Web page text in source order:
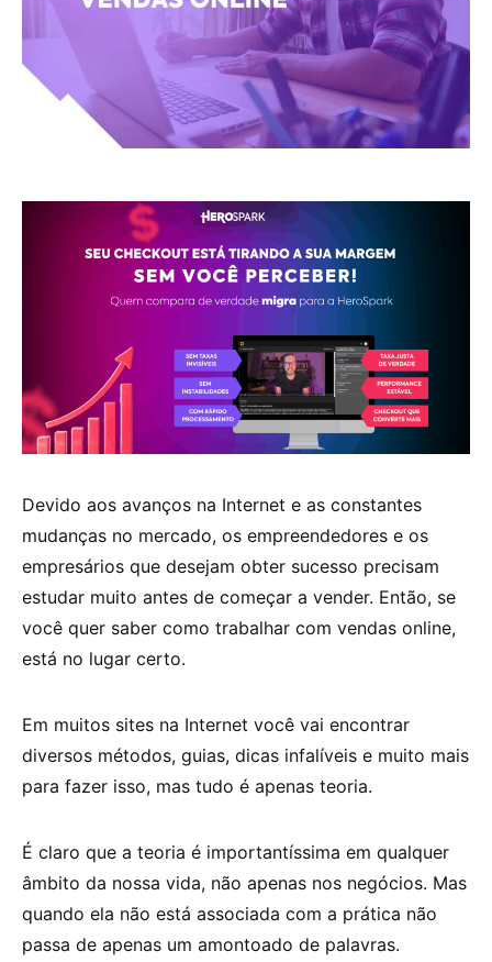
Devido aos avanços na Internet e as constantes
mudanças no mercado, os empreendedores e os
empresários que desejam obter sucesso precisam
estudar muito antes de começar a vender. Então, se
você quer saber como trabalhar com vendas online,
está no lugar certo.
Em muitos sites na Internet você vai encontrar
diversos métodos, guias, dicas infalíveis e muito mais
para fazer isso, mas tudo é apenas teoria.
É claro que a teoria é importantíssima em qualquer
âmbito da nossa vida, não apenas nos negócios. Mas
quando ela não está associada com a prática não
passa de apenas um amontoado de palavras.